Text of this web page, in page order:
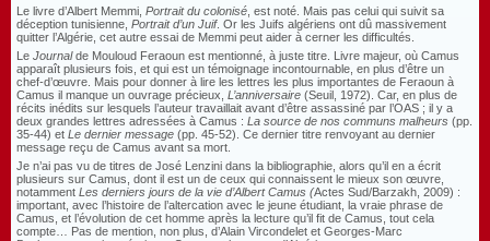
Le livre d’Albert Memmi, Portrait du colonisé , est noté. Mais pas celui qui suivit sa
déception tunisienne, Portrait d’un Juif. Or les Juifs algériens ont dû massivement
quitter l’Algérie, cet autre essai de Memmi peut aider à cerner les difficultés.
Le Journalde Mouloud Feraoun est mentionné, à juste titre. Livre majeur, où Camus
apparaît plusieurs fois, et qui est un témoignage incontournable, en plus d’être un
chef-d’œuvre. Mais pour donner à lire les lettres les plus importantes de Feraoun à
Camus il manque un ouvrage précieux, L’anniversaire (Seuil, 1972). Car, en plus de
récits inédits sur lesquels l’auteur travaillait avant d’être assassiné par l’OAS ; il y a
deux grandes lettres adressées à Camus : La source de nos communs malheurs (pp.
35-44) et Le dernier message (pp. 45-52). Ce dernier titre renvoyant au dernier
message reçu de Camus avant sa mort.
Je n’ai pas vu de titres de José Lenzini dans la bibliographie, alors qu’il en a écrit
plusieurs sur Camus, dont il est un de ceux qui connaissent le mieux son œuvre,
notamment Les derniers jours de la vie d’Albert Camus (Actes Sud/Barzakh, 2009) :
important, avec l’histoire de l’altercation avec le jeune étudiant, la vraie phrase de
Camus, et l’évolution de cet homme après la lecture qu’il fit de Camus, tout cela
compte… Pas de mention, non plus, d’Alain Vircondelet et Georges-Marc